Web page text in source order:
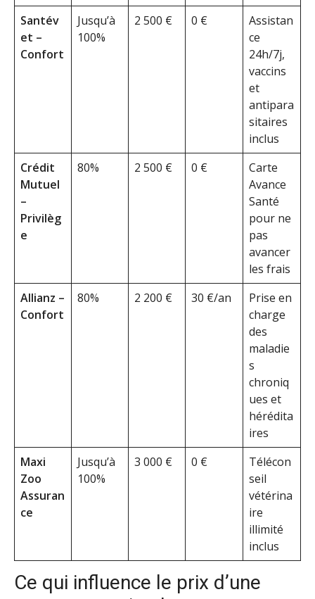
Santév
et –
Confort
Jusqu’à
100%
2 500 € 0 €
Assistan
ce
24h/7j,
vaccins
et
antipara
sitaires
inclus
Crédit
Mutuel
–
Privilèg
e
80% 2 500 € 0 €
Carte
Avance
Santé
pour ne
pas
avancer
les frais
Allianz –
Confort
80% 2 200 € 30 €/an
Prise en
charge
des
maladie
s
chroniq
ues et
hérédita
ires
Maxi
Zoo
Assuran
ce
Jusqu’à
100%
3 000 € 0 €
Télécon
seil
vétérina
ire
illimité
inclus
Ce qui influence le prix d’une